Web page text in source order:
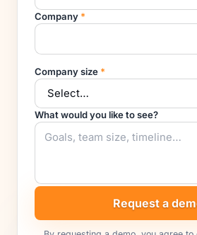
Company *
Company size *
What would you like to see?
Request a